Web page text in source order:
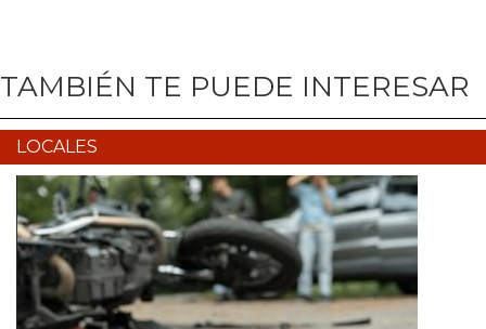
TAMBIÉN TE PUEDE INTERESAR
LOCALES